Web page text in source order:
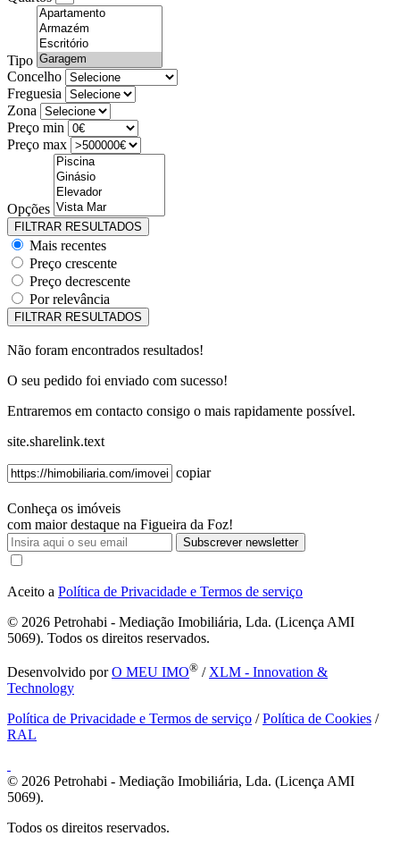
Tipo
Concelho
Freguesia
Zona
Preço min
Preço max
Opções
Mais recentes
Preço crescente
Preço decrescente
Por relevância
Não foram encontrados resultados!
O seu pedido foi enviado com sucesso!
Entraremos em contacto consigo o mais rapidamente possível.
site.sharelink.text
copiar
Conheça os imóveis
com maior destaque na Figueira da Foz!
Subscrever newsletter
Aceito a Política de Privacidade e Termos de serviço
© 2026 Petrohabi - Mediação Imobiliária, Lda. (Licença AMI
5069). Todos os direitos reservados.
Desenvolvido porO MEU IMO® / XLM - Innovation &
Technology
Política de Privacidade e Termos de serviço /Política de Cookies /
RAL
© 2026 Petrohabi - Mediação Imobiliária, Lda. (Licença AMI
5069).
Todos os direitos reservados.